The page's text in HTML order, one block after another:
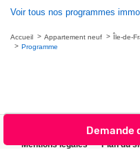
Voir tous nos programmes
Accueil Appartement neuf Île-de-
Programme
Demande
Nous contacter
Je ne
Mentions légales
Plan du